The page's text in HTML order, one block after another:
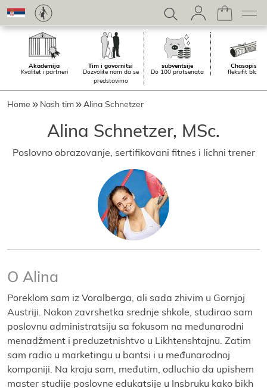
Akademiјa
Kvalitet i partneri
Tim i govornitsi
Dozvolite nam da se
predstavimo
subventsiјe
Do 100 protsenata
Chasopis.
fleksifit blog
Home Nash tim Alina Schnetzer
Alina Schnetzer, MSc.
Poslovno obrazovanje, sertifikovani fitnes i lichni trener
O Alina
Poreklom sam iz Voralberga, ali sada zhivim u Gornjoј
Austriјi. Nakon zavrshetka srednje shkole, studirao sam
poslovnu administratsiјu sa fokusom na međunarodni
menadžment i preduzetnishtvo u Likhtenshtaјnu. Zatim
sam radio u marketingu u bantsi i u međunarodnoј
kompaniјi. Na kraјu sam, međutim, odluchio da upishem
master studiјe poslovne edukatsiјe u Insbruku kako bikh